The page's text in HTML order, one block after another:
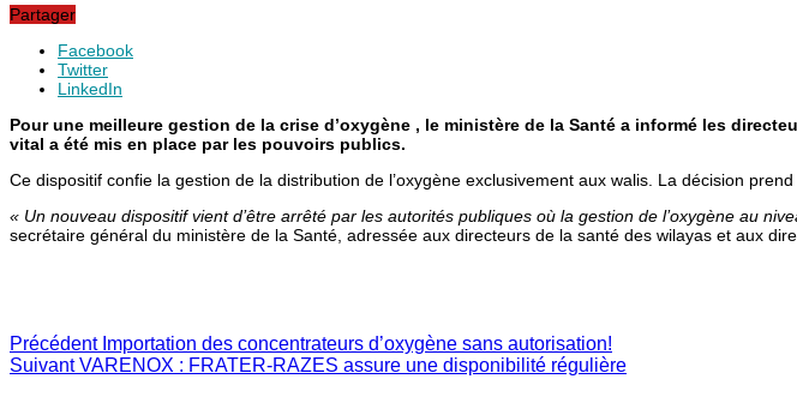
Partager
Facebook
Twitter
LinkedIn
Pour une meilleure gestion de la crise d’oxygène , le ministère de la Santé a informé les
vital a été mis en place par les pouvoirs publics.
Ce dispositif confie la gestion de la distribution de l’oxygène exclusivement aux walis. La décision
« Un nouveau dispositif vient d’être arrêté par les autorités publiques où la gestion de l’oxygène au
secrétaire général du ministère de la Santé, adressée aux directeurs de la santé des wilayas et aux
PrécédentImportation des concentrateurs d’oxygène sans autorisation!
SuivantVARENOX : FRATER-RAZES assure une disponibilité régulière